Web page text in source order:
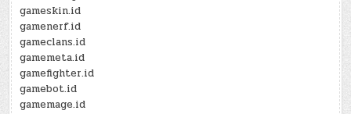
gameskin.id
gamenerf.id
gameclans.id
gamemeta.id
gamefighter.id
gamebot.id
gamemage.id